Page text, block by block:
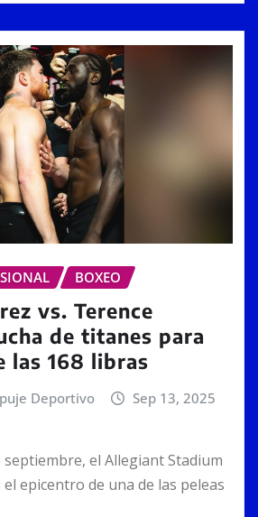
BOXEO
vs. Terence
de titanes para
las 168 libras
Deportivo
Sep 13, 2025
septiembre, el Allegiant Stadium
el epicentro de una de las peleas